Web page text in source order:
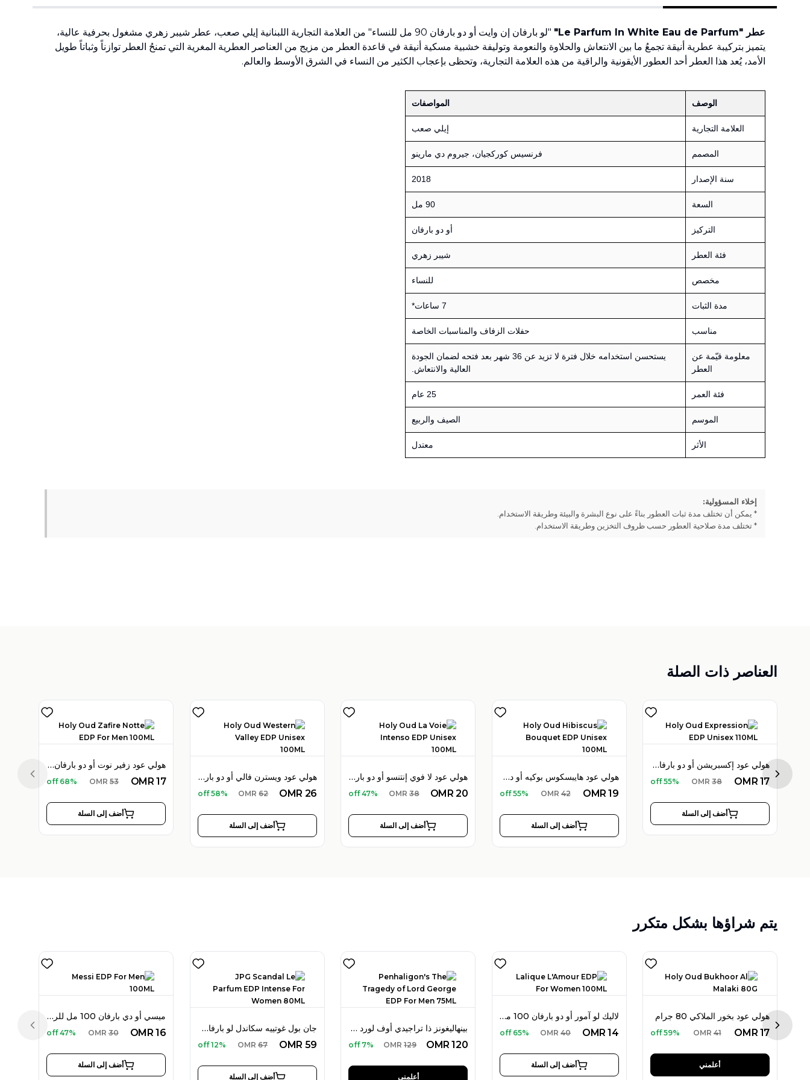
(
14
)
عطر "Le Parfum In White Eau de Parfum"
"لو بارفان إن وايت أو دو بارفان 90 مل للنساء" من العلامة التجارية اللبنانية إيلي صعب، عطر شيبر زهري مشغول بحرفية عالية،
يتميز بتركيبة عطرية أنيقة تجمعُ ما بين الانتعاش والحلاوة والنعومة وتوليفة خشبية مسكية أنيقة في قاعدة العطر من مزيج من العناصر العطرية المغرية التي تمنحُ العطر توازناً وثباتاً طويل
الأمد، يُعد هذا العطر أحد العطور الأيقونية والراقية من هذه العلامة التجارية، وتحظى بإعجاب الكثير من النساء في الشرق الأوسط والعالم.
الوصف المواصفات
العلامة التجارية إيلي صعب
المصمم فرنسيس كوركجيان، جيروم دي مارينو
سنة الإصدار 2018
السعة 90 مل
التركيز أو دو بارفان
فئة العطر شيبر زهري
مخصص للنساء
مدة الثبات 7 ساعات*
مناسب حفلات الزفاف والمناسبات الخاصة
معلومة قيّمة عن
العطر
يستحسن استخدامه خلال فترة لا تزيد عن 36 شهر بعد فتحه لضمان الجودة
العالية والانتعاش.
فئة العمر 25 عام
الموسم الصيف والربيع
الأثر معتدل
إخلاء المسؤولية:
* يمكن أن تختلف مدة ثبات العطور بناءً على نوع البشرة والبيئة وطريقة الاستخدام.
* تختلف مدة صلاحية العطور حسب ظروف التخزين وطريقة الاستخدام.
العناصر ذات الصلة
هولي عود زفير نوت أو دو بارفان 100 مل للرجال
OMR 17
OMR 53
68% off
أضف إلى السلة
هولي عود ويسترن فالي أو دو بارفان 100 مل للجنسين
OMR 26
OMR 62
58% off
أضف إلى السلة
هولي عود لا فوي إنتنسو أو دو بارفان 100 مل للجنسين
OMR 20
OMR 38
47% off
أضف إلى السلة
هولي عود هايبسكوس بوكيه أو دو بارفان 100 مل للجنسين
OMR 19
OMR 42
55% off
أضف إلى السلة
هولي عود إكسبريشن أو دو بارفان 110 مل للجنسين
OMR 17
OMR 38
55% off
أضف إلى السلة
Previous slide Next
يتم شراؤها بشكل متكرر
ميسي أو دي بارفان 100 مل للرجال
OMR 16
OMR 30
47% off
أضف إلى السلة
جان بول غوتييه سكاندل لو بارفان أو دو بارفان إنتنس 80 مل للنساء
OMR 59
OMR 67
12% off
أضف إلى السلة
بينهاليغونز ذا تراجيدي أوف لورد جورج أو دو بارفان 75 مل للرجال
OMR 120
OMR 129
7% off
أعلمني
لاليك لو آمور أو دو بارفان 100 مل للنساء
OMR 14
OMR 40
65% off
أضف إلى السلة
هولي عود بخور الملاكي 80 جرام
OMR 17
OMR 41
59% off
أعلمني
Previous slide Next